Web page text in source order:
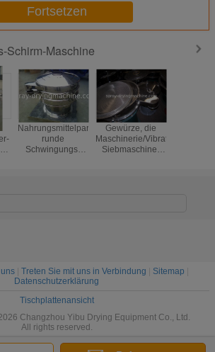
Fortsetzen
Schirm-Maschine
Nahrungsmittelpartikel-
runde
Schwingungs-
Gewürze, die
Maschinerie/Vibrationssand-
Siebmaschine-
| Treten Sie mit uns in Verbindung Sitemap
Datenschutzerklärung
Tischplattenansicht
Changzhou Yibu Drying Equipment Co., Ltd.
All rights reserved.